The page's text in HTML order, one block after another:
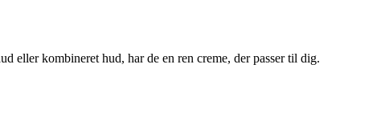
eller kombineret hud, har de en ren creme, der passer til dig.